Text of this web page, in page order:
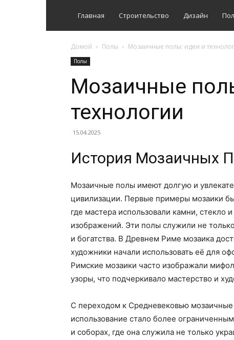
Главная Строительство Дизайн
Домой Полы Мозаичные полы: идеи и
Полы
Мозаичные
технологии
15.04.2025
История Мозаичных
Мозаичные полы имеют долгую и
цивилизации. Первые примеры мозаики
где мастера использовали камни, стекло
изображений. Эти полы служили не
и богатства. В Древнем Риме мозаика
художники начали использовать её для
Римские мозаики часто изображали
узоры, что подчеркивало мастерство и
С переходом к Средневековью
использование стало более
и соборах, где она служила не только